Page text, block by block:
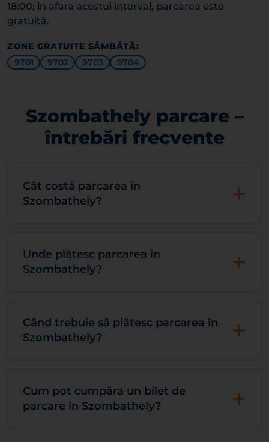
18:00; în afara acestui interval, parcarea este
gratuită.
ZONE GRATUITE SÂMBĂTĂ:
9701
9702 9703 9704
Szombathely parcare –
întrebări frecvente
Cât costă parcarea în
Szombathely?
+
Unde plătesc parcarea în
Szombathely?
+
Când trebuie să plătesc parcarea în
Szombathely?
+
Cum pot cumpăra un bilet de
parcare în Szombathely?
+